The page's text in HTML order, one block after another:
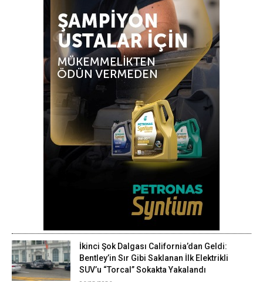
İkinci Şok Dalgası California’dan Geldi:
Bentley’in Sır Gibi Saklanan İlk Elektrikli
SUV’u “Torcal” Sokakta Yakalandı